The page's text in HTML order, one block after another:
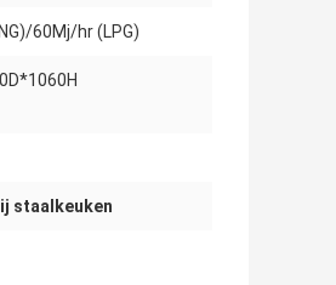
60Mj/hr (LPG)
staalkeuken